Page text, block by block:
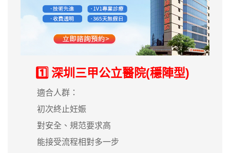
1️⃣ 深圳三甲公立醫院(穩陣型)
適合人群：
初次終止妊娠
對安全、規范要求高
能接受流程相對多一步